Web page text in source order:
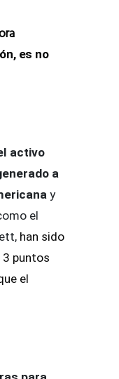
, es no
activo
a
y
el
han sido
3 puntos
el